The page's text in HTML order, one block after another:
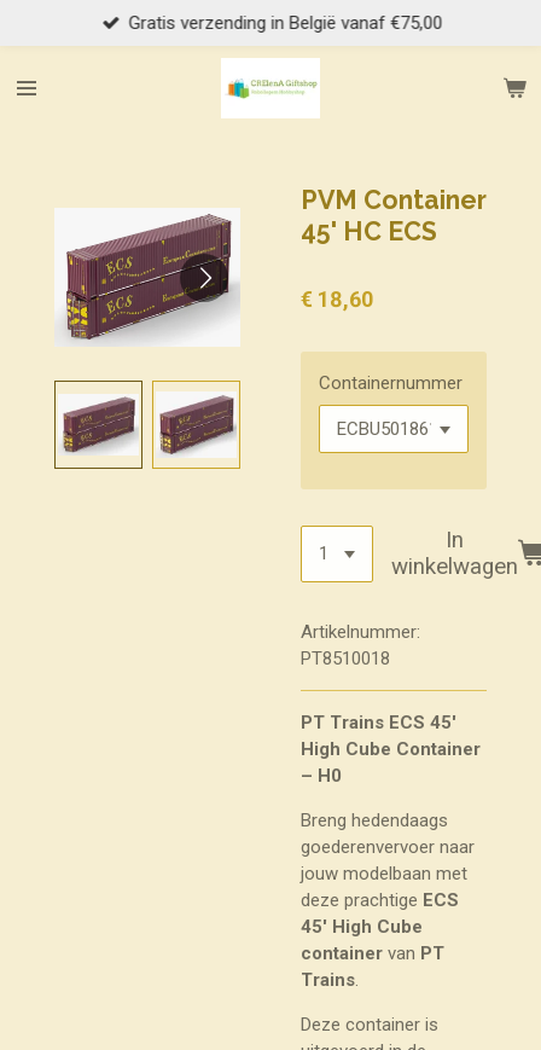
direct
naar
Gratis verzending in België vanaf €75,00
PVM Container
45' HC ECS
€ 18,60
Containernummer
In
winkelwagen
Artikelnummer:
PT8510018
PT Trains ECS 45'
High Cube Container
– H0
Breng hedendaags
goederenvervoer naar
jouw modelbaan met
deze prachtige ECS
45' High Cube
container van PT
Trains
Deze container is